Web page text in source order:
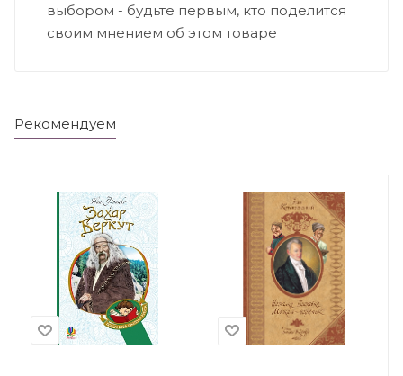
выбором - будьте первым, кто поделится
своим мнением об этом товаре
Рекомендуем